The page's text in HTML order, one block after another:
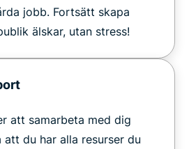
jobb. Fortsätt skapa
älskar, utan stress!
att samarbeta med dig
du har alla resurser du